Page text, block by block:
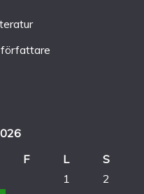
författare
F L
S
1
2